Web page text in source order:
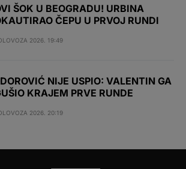
ŠOK U BEOGRADU! URBINA
ČEPU U PRVOJ RUNDI
2026. 19:49
NIJE USPIO: VALENTIN GA
KRAJEM PRVE RUNDE
2026. 20:19